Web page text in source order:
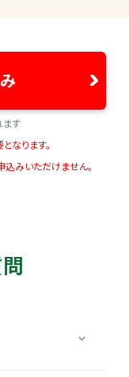
す
なります。
みいただけません。